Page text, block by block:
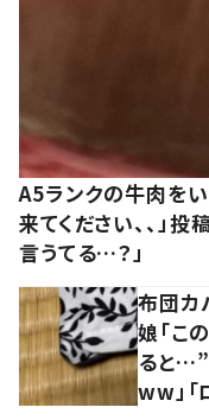
A5ランクの牛肉を
来てください、、」
言うてる…？」
布団カ
娘「こ
ると
ww」